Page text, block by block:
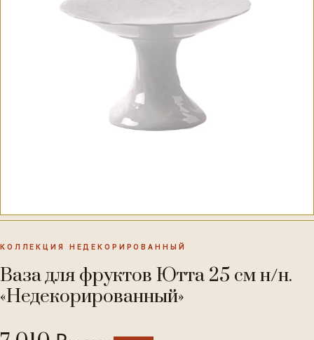
КОЛЛЕКЦИЯ НЕДЕКОРИРОВАННЫЙ
Ваза для фруктов Ютта 25 см н/н.
«Недекорированный»